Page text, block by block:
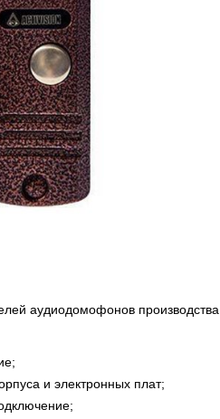
аудиодомофонов производства
и электронных плат;